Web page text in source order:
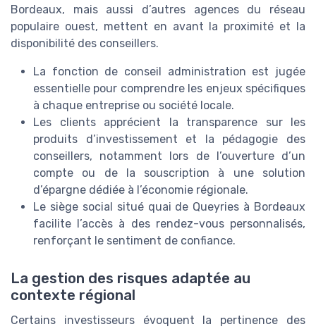
Bordeaux, mais aussi d’autres agences du réseau
populaire ouest, mettent en avant la proximité et la
disponibilité des conseillers.
La fonction de conseil administration est jugée
essentielle pour comprendre les enjeux spécifiques
à chaque entreprise ou société locale.
Les clients apprécient la transparence sur les
produits d’investissement et la pédagogie des
conseillers, notamment lors de l’ouverture d’un
compte ou de la souscription à une solution
d’épargne dédiée à l’économie régionale.
Le siège social situé quai de Queyries à Bordeaux
facilite l’accès à des rendez-vous personnalisés,
renforçant le sentiment de confiance.
La gestion des risques adaptée au
contexte régional
Certains investisseurs évoquent la pertinence des